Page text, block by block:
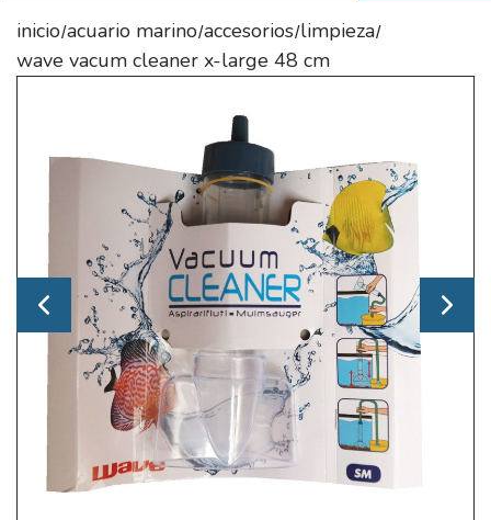
inicio/acuario marino/accesorios/limpieza/
wave vacum cleaner x-large 48 cm